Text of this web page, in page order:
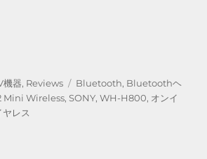
機器, Reviews
タ
グ
Bluetooth, Bluetoothヘ
Mini Wireless,SONY,WH-H800, オンイ
ヤレス